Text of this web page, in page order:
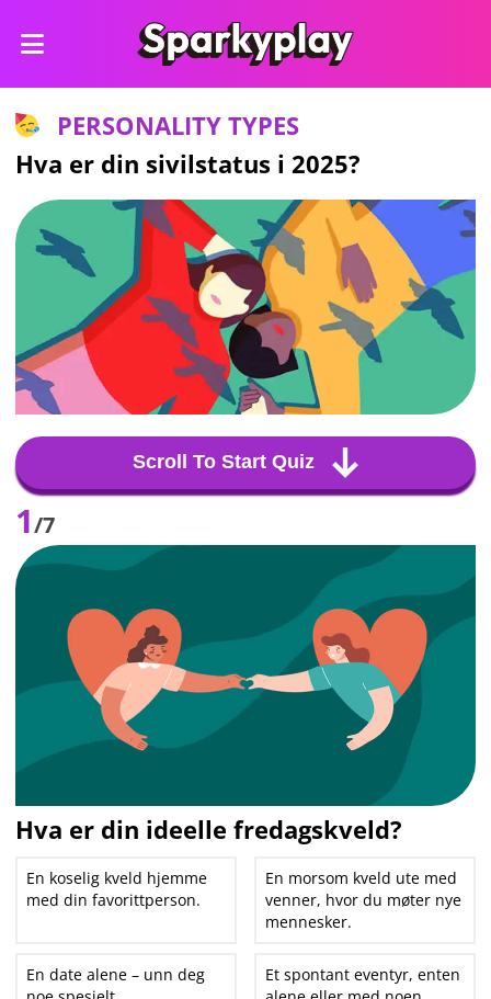
PERSONALITY TYPES
Hva er din sivilstatus i 2025?
Scroll To Start Quiz
1/7
Hva er din ideelle fredagskveld?
En koselig kveld hjemme
med din favorittperson.
En morsom kveld ute med
venner, hvor du møter nye
mennesker.
En date alene – unn deg
Et spontant eventyr, enten